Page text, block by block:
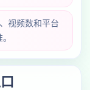
视频数和平台